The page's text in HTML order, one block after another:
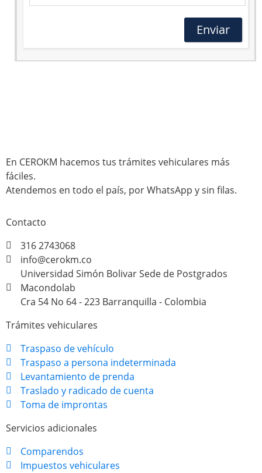
En CEROKM hacemos tus trámites vehiculares más
fáciles.
Atendemos en todo el país, por WhatsApp y sin filas.
Contacto
316 2743068
info@cerokm.co
Universidad Simón Bolivar Sede de Postgrados
Macondolab
Cra 54 No 64 - 223 Barranquilla - Colombia
Trámites vehiculares
Traspaso de vehículo
Traspaso a persona indeterminada
Levantamiento de prenda
Traslado y radicado de cuenta
Toma de improntas
Servicios adicionales
Comparendos
Impuestos vehiculares